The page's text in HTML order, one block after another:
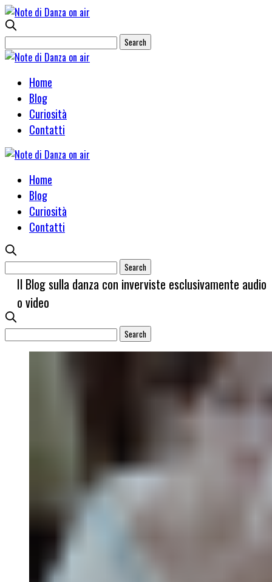
Home
Blog
Curiosità
Contatti
Home
Blog
Curiosità
Contatti
Il Blog sulla danza con inverviste esclusivamente audio
o video